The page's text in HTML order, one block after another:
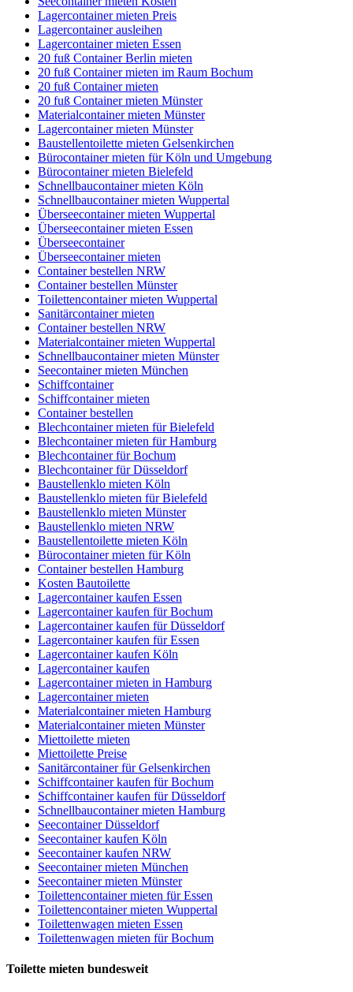
Lagercontainer mieten Preis
Lagercontainer ausleihen
Lagercontainer mieten Essen
20 fuß Container Berlin mieten
20 fuß Container mieten im Raum Bochum
20 fuß Container mieten
20 fuß Container mieten Münster
Materialcontainer mieten Münster
Lagercontainer mieten Münster
Baustellentoilette mieten Gelsenkirchen
Bürocontainer mieten für Köln und Umgebung
Bürocontainer mieten Bielefeld
Schnellbaucontainer mieten Köln
Schnellbaucontainer mieten Wuppertal
Überseecontainer mieten Wuppertal
Überseecontainer mieten Essen
Überseecontainer
Überseecontainer mieten
Container bestellen NRW
Container bestellen Münster
Toilettencontainer mieten Wuppertal
Sanitärcontainer mieten
Container bestellen NRW
Materialcontainer mieten Wuppertal
Schnellbaucontainer mieten Münster
Seecontainer mieten München
Schiffcontainer
Schiffcontainer mieten
Container bestellen
Blechcontainer mieten für Bielefeld
Blechcontainer mieten für Hamburg
Blechcontainer für Bochum
Blechcontainer für Düsseldorf
Baustellenklo mieten Köln
Baustellenklo mieten für Bielefeld
Baustellenklo mieten Münster
Baustellenklo mieten NRW
Baustellentoilette mieten Köln
Bürocontainer mieten für Köln
Container bestellen Hamburg
Kosten Bautoilette
Lagercontainer kaufen Essen
Lagercontainer kaufen für Bochum
Lagercontainer kaufen für Düsseldorf
Lagercontainer kaufen für Essen
Lagercontainer kaufen Köln
Lagercontainer kaufen
Lagercontainer mieten in Hamburg
Lagercontainer mieten
Materialcontainer mieten Hamburg
Materialcontainer mieten Münster
Miettoilette mieten
Miettoilette Preise
Sanitärcontainer für Gelsenkirchen
Schiffcontainer kaufen für Bochum
Schiffcontainer kaufen für Düsseldorf
Schnellbaucontainer mieten Hamburg
Seecontainer Düsseldorf
Seecontainer kaufen Köln
Seecontainer kaufen NRW
Seecontainer mieten München
Seecontainer mieten Münster
Toilettencontainer mieten für Essen
Toilettencontainer mieten Wuppertal
Toilettenwagen mieten Essen
Toilettenwagen mieten für Bochum
Toilette mieten bundesweit